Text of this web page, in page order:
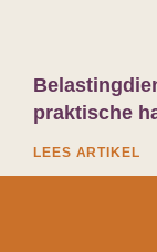
praktische
LEES ARTIKEL